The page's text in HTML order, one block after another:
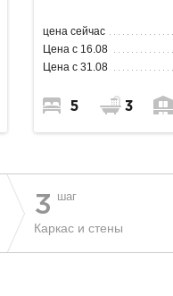
цена сейчас
Цена с 16.08
Цена с 31.08
5 3
3 шаг
Каркас и стены